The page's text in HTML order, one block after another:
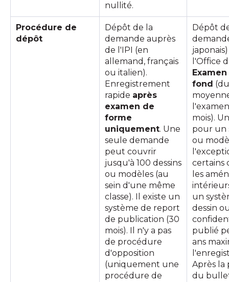
nullité.
Procédure de
dépôt
Dépôt de la
demande auprès
de l'IPI (en
allemand, français
ou italien).
Enregistrement
rapide après
examen de
forme
uniquement. Une
seule demande
peut couvrir
jusqu'à 100 dessins
ou modèles (au
sein d'une même
classe). Il existe un
système de report
de publication (30
mois). Il n'y a pas
de procédure
d'opposition
(uniquement une
procédure de
Dépôt
l'Office
fond
mois).
pour un
ou
certains
les
un
dessin
publié
ans
Après la
du